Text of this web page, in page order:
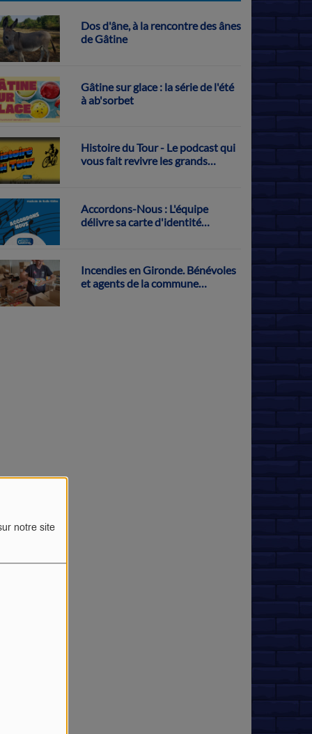
notre site
Dos d'âne, à la rencontre des ânes
de Gâtine
Gâtine sur glace : la série de l'été
à ab'sorbet
Histoire du Tour - Le podcast qui
vous fait revivre les grands
Accordons-Nous : L'équipe
délivre sa carte d'identité
Incendies en Gironde. Bénévoles
et agents de la commune